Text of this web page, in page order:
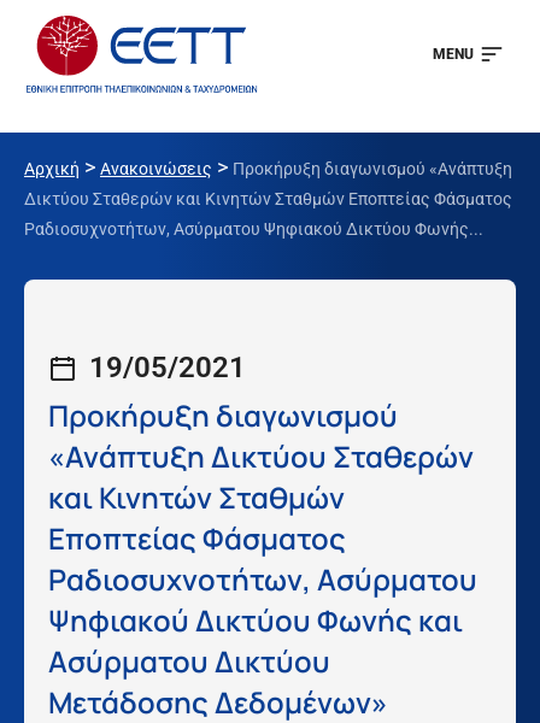
MENU
Αρχική > Ανακοινώσεις > Προκήρυξη διαγωνισμού «Ανάπτυξη
Δικτύου Σταθερών και Κινητών Σταθμών Εποπτείας Φάσματος
Ραδιοσυχνοτήτων, Ασύρματου Ψηφιακού Δικτύου Φωνής...
19/05/2021
Προκήρυξη διαγωνισμού
«Ανάπτυξη Δικτύου Σταθερών
και Κινητών Σταθμών
Εποπτείας Φάσματος
Ραδιοσυχνοτήτων, Ασύρματου
Ψηφιακού Δικτύου Φωνής και
Ασύρματου Δικτύου
Μετάδοσης Δεδομένων»